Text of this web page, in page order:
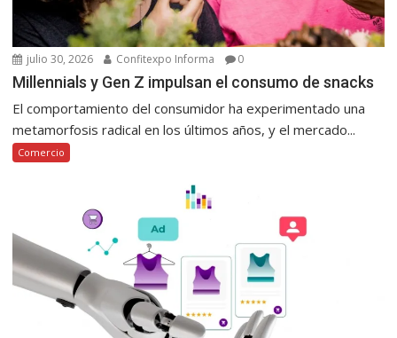
julio 30, 2026 Confitexpo Informa 0
Millennials y Gen Z impulsan el consumo de snacks
El comportamiento del consumidor ha experimentado una
metamorfosis radical en los últimos años, y el mercado...
Comercio